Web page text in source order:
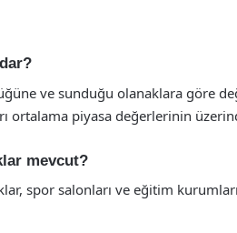
ve sunduğu olanaklara göre
ortalama piyasa değerlerinin
mevcut?
spor salonları ve eğitim